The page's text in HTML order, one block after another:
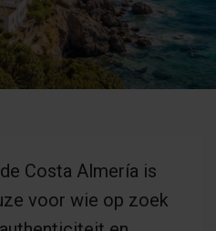
Costa Almería is
voor wie op zoek